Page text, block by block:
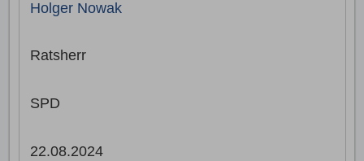
Holger Nowak
Ratsherr
SPD
22.08.2024